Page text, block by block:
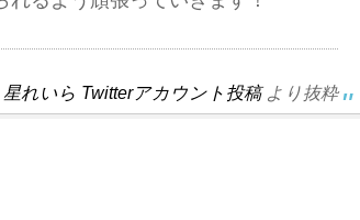
星れいら Twitterアカウント投稿 より抜粋